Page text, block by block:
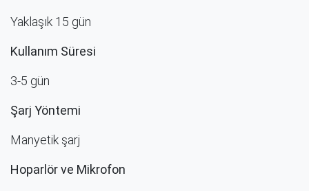
Yaklaşık 15 gün
Kullanım Süresi
3-5 gün
Şarj Yöntemi
Manyetik şarj
Hoparlör ve Mikrofon